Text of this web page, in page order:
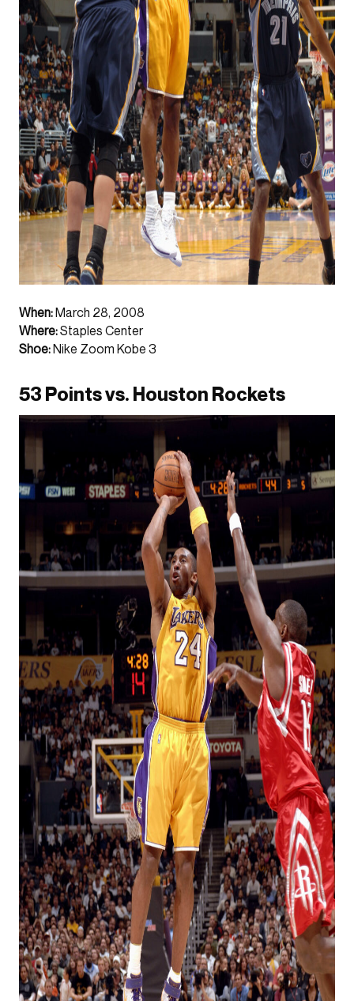
When:March 28, 2008
Where:Staples Center
Shoe:Nike Zoom Kobe 3
53 Points vs. Houston Rockets